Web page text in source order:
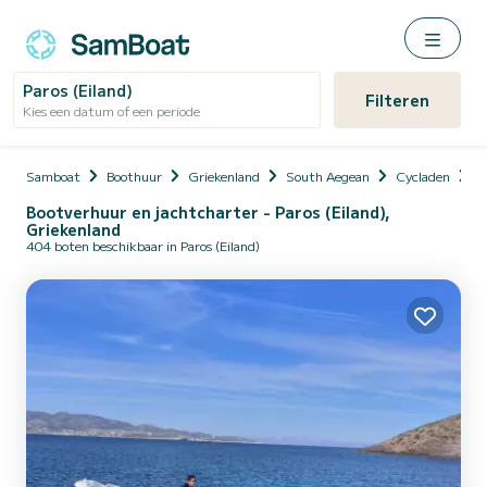
Paros (Eiland)
Kies een datum of een periode Filteren
Samboat Boothuur Griekenland South Aegean Cycladen
Bootverhuur en jachtcharter - Paros (Eiland),
Griekenland
404 boten beschikbaar in Paros (Eiland)